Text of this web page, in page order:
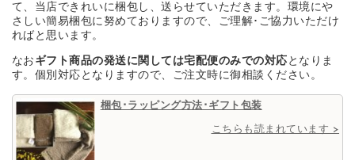
て、当店できれいに梱包し、送らせていただきます。環境にや
さしい簡易梱包に努めておりますので、ご理解･ご協力いただけ
ればと思います。
なお ギフト商品の発送に関しては宅配便のみでの対応 となりま
す。個別対応となりますので、ご注文時に御相談ください。
梱包･ラッピング方法･ギフト包装
こちらも読まれています >